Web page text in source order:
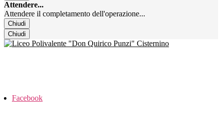
Attendere...
Attendere il completamento dell'operazione...
Chiudi
Chiudi
Facebook